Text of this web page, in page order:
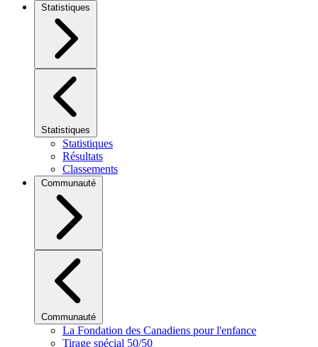
Statistiques
Statistiques
Statistiques
Résultats
Classements
Communauté
Communauté
La Fondation des Canadiens pour l'enfance
Tirage spécial 50/50